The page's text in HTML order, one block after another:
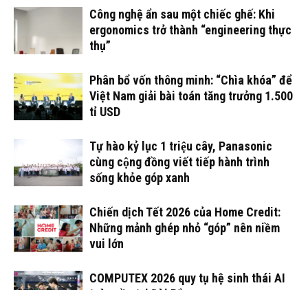
Công nghệ ẩn sau một chiếc ghế: Khi
ergonomics trở thành “engineering thực
thụ”
Phân bổ vốn thông minh: “Chìa khóa” để
Việt Nam giải bài toán tăng trưởng 1.500
tỉ USD
Tự hào kỷ lục 1 triệu cây, Panasonic
cùng cộng đồng viết tiếp hành trình
sống khỏe góp xanh
Chiến dịch Tết 2026 của Home Credit:
Những mảnh ghép nhỏ “góp” nên niềm
vui lớn
COMPUTEX 2026 quy tụ hệ sinh thái AI